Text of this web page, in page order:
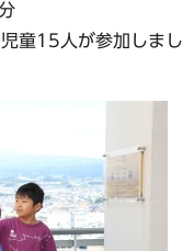
童15人が参加しまし